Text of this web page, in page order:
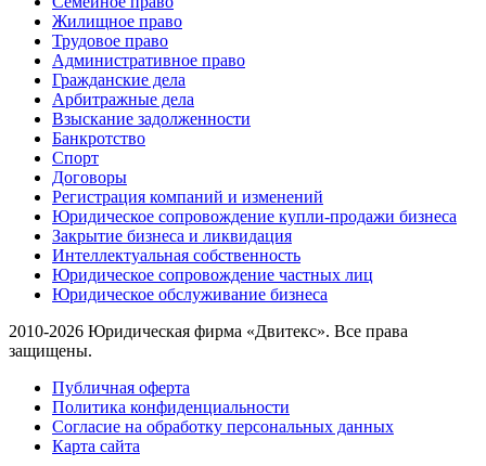
Жилищное право
Трудовое право
Административное право
Гражданские дела
Арбитражные дела
Взыскание задолженности
Банкротство
Спорт
Договоры
Регистрация компаний и изменений
Юридическое сопровождение купли-продажи бизнеса
Закрытие бизнеса и ликвидация
Интеллектуальная собственность
Юридическое сопровождение частных лиц
Юридическое обслуживание бизнеса
2010-2026 Юридическая фирма «Двитекс». Все права
защищены.
Публичная оферта
Политика конфиденциальности
Согласие на обработку персональных данных
Карта сайта